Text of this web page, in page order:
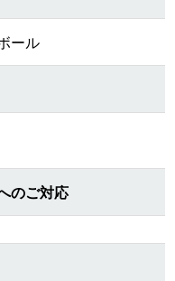
ール
のご対応